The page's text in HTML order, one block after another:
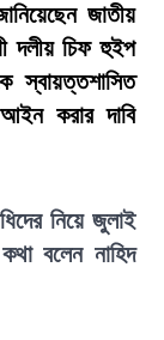
জাতীয়
দলীয় চিফ হুইপ
স্বায়ত্তশাসিত
আইন করার দাবি
নিয়ে জুলাই
বলেন নাহিদ